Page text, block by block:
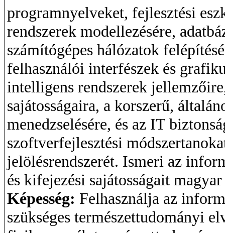
programnyelveket, fejlesztési
rendszerek modellezésére,
számítógépes hálózatok
felhasználói interfészek és
intelligens rendszerek
sajátosságaira, a korszerű,
menedzselésére, és az IT
szoftverfejlesztési
jelölésrendszerét. Ismeri az
és kifejezési sajátosságait
Képesség: Felhasználja az
szükséges természettudományi